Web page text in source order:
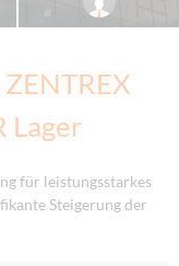
Lager
für leistungsstarkes
Steigerung der